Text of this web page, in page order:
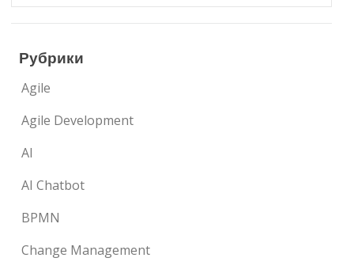
Рубрики
Agile
Agile Development
AI
AI Chatbot
BPMN
Change Management